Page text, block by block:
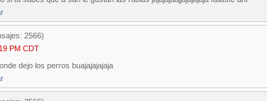
2566)
PM CDT
dejo los perros buajajajajaja